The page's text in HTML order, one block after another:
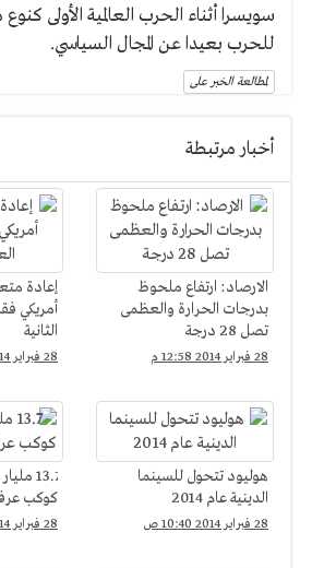
سويسرا أثناء الحرب العالمية الأولى
للحرب بعيدا عن المجال السياسي.
لمطالعة الخبر على
أخبار مرتبطة
الارصاد: ارتفاع ملحوظ
بدرجات الحرارة والعظمى
تصل 28 درجة
28 فبراير 2014 12:58 م
إعادة
أمريكي
الثانية
28 فبراير 2014 11:26 ص
هوليود تتحول للسينما
الدينية عام 2014
28 فبراير 2014 10:40 ص
13.7
كوكب
28 فبراير 2014 10:40 ص